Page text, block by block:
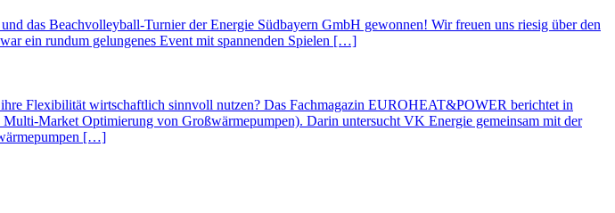
das Beachvolleyball-Turnier der Energie Südbayern GmbH gewonnen! Wir freuen uns riesig über den
ein rundum gelungenes Event mit spannenden Spielen […]
Flexibilität wirtschaftlich sinnvoll nutzen? Das Fachmagazin EUROHEAT&POWER berichtet in
Market Optimierung von Großwärmepumpen). Darin untersucht VK Energie gemeinsam mit der
[…]